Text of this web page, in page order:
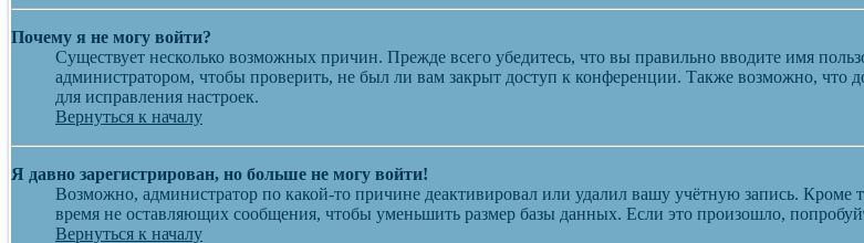
Почему я не могу войти?
Существует несколько возможных причин. Прежде всего убедитесь, что вы правильно вводите имя
администратором, чтобы проверить, не был ли вам закрыт доступ к конференции. Также возможно,
для исправления настроек.
Вернуться к началу
Я давно зарегистрирован, но больше не могу войти!
Возможно, администратор по какой-то причине деактивировал или удалил вашу учётную запись. Кроме
время не оставляющих сообщения, чтобы уменьшить размер базы данных. Если это произошло,
Вернуться к началу